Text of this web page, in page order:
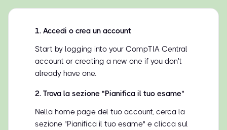
1. Accedi o crea un account
Start by logging into your CompTIA Central
account or creating a new one if you don't
already have one.
2. Trova la sezione "Pianifica il tuo esame"
Nella home page del tuo account, cerca la
sezione "Pianifica il tuo esame" e clicca sul